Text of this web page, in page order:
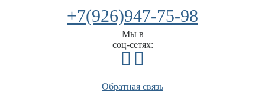
+7(926)947-75-98
Мы в
соц-сетях:
Обратная связь